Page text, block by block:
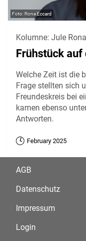
Rona Eccard
Kolumne: Jule
Frühstück auf
Welche Zeit ist die
Frage stellten sich
Freundeskreis bei
kamen ebenso
Antworten.
February 2025
AGB
Datenschutz
Impressum
Login